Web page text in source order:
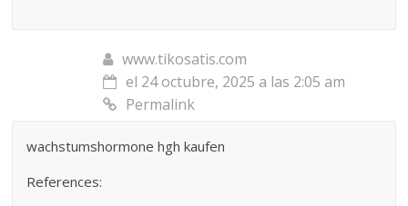
www.tikosatis.com
el 24 octubre, 2025 a las 2:05 am
Permalink
wachstumshormone hgh kaufen
References: